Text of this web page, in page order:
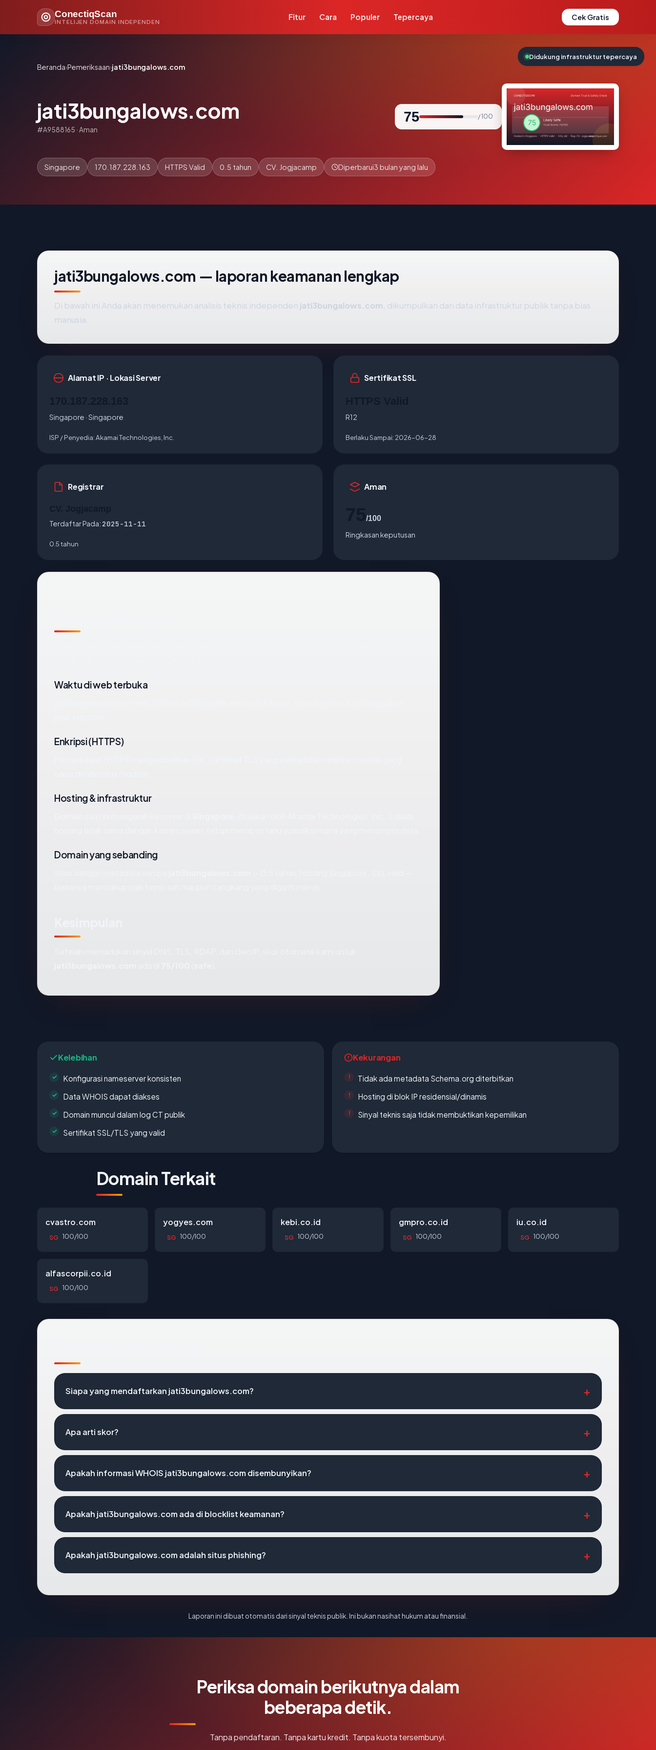
ConectiqScan
INTELIJEN DOMAIN INDEPENDEN
Fitur Cara Populer Tepercaya Cek Gratis
Beranda›Pemeriksaan›jati3bungalows.com
jati3bungalows.com
#A9588165 · Aman
75 / 100
Singapore 170.187.228.163 HTTPS Valid 0.5 tahun CV. Jogjacamp Diperbarui3 bulan yang lalu
jati3bungalows.com — laporan keamanan lengkap
Di bawah ini Anda akan menemukan analisis teknis independen jati3bungalows.com , dikumpulkan dari data infrastruktur publik tanpa bias
manusia.
Alamat IP · Lokasi Server
Singapore · Singapore
ISP / Penyedia:Akamai Technologies, Inc.
Sertifikat SSL
R12
Berlaku Sampai: 2026-06-28
Registrar
Terdaftar Pada: 2025-11-11
0.5 tahun
Aman
/100
Ringkasan keputusan
Waktu di web terbuka
Enkripsi (HTTPS)
Hosting & infrastruktur
Domain yang sebanding
Kelebihan
Konfigurasi nameserver konsisten
Data WHOIS dapat diakses
Domain muncul dalam log CT publik
Sertifikat SSL/TLS yang valid
Kekurangan
Tidak ada metadata Schema.org diterbitkan
Hosting di blok IP residensial/dinamis
Sinyal teknis saja tidak membuktikan kepemilikan
Domain Terkait
cvastro.com
SG 100/100
yogyes.com
SG 100/100
kebi.co.id
SG 100/100
gmpro.co.id
SG 100/100
iu.co.id
SG 100/100
alfascorpii.co.id
SG 100/100
Siapa yang mendaftarkan jati3bungalows.com?
Apa arti skor?
Apakah informasi WHOIS jati3bungalows.com disembunyikan?
Apakah jati3bungalows.com ada di blocklist keamanan?
Apakah jati3bungalows.com adalah situs phishing?
Laporan ini dibuat otomatis dari sinyal teknis publik. Ini bukan nasihat hukum atau finansial.
Periksa domain berikutnya dalam
beberapa detik.
Tanpa pendaftaran. Tanpa kartu kredit. Tanpa kuota tersembunyi.
Didukung infrastruktur tepercaya